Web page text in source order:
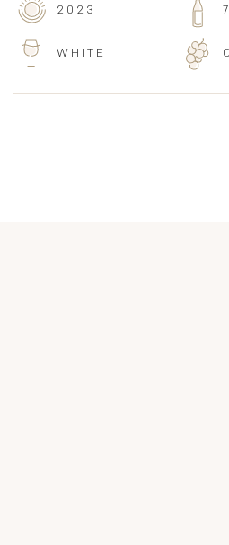
2023
WHITE